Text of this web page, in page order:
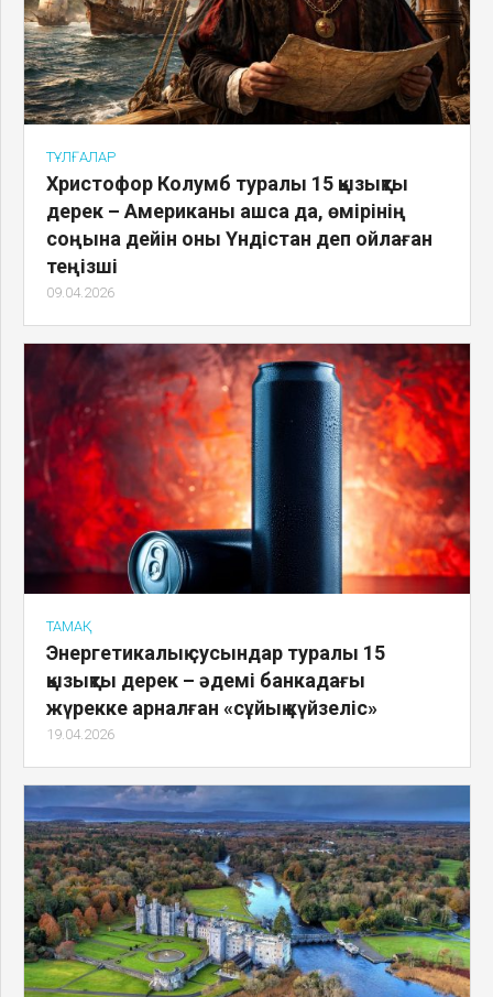
ТҰЛҒАЛАР
Христофор Колумб туралы 15 қызықты
дерек – Американы ашса да, өмірінің
соңына дейін оны Үндістан деп ойлаған
теңізші
09.04.2026
ТАМАҚ
Энергетикалық сусындар туралы 15
қызықты дерек – әдемі банкадағы
жүрекке арналған «сұйық күйзеліс»
19.04.2026